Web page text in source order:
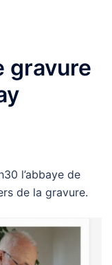
gravure
l’abbaye de
de la gravure.